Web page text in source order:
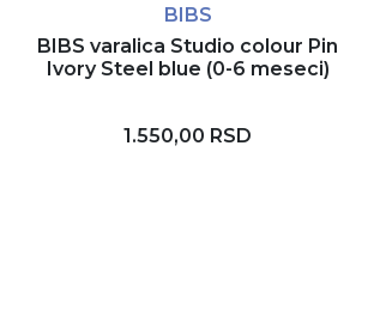
BIBS
BIBS varalica Studio colour Pin
Ivory Steel blue (0-6 meseci)
1.550,00 RSD